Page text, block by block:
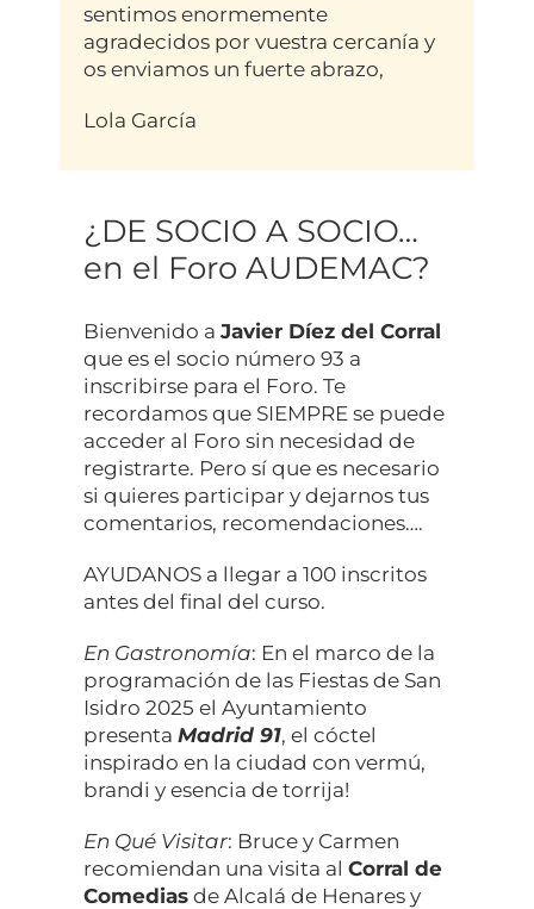
sentimos enormemente
agradecidos por vuestra cercanía y
os enviamos un fuerte abrazo,
Lola García
¿DE SOCIO A SOCIO…
en el Foro AUDEMAC?
Bienvenido a Javier Díez del Corral
que es el socio número 93 a
inscribirse para el Foro. Te
recordamos que SIEMPRE se puede
acceder al Foro sin necesidad de
registrarte. Pero sí que es necesario
si quieres participar y dejarnos tus
comentarios, recomendaciones….
AYUDANOS a llegar a 100 inscritos
antes del final del curso.
En Gastronomía: En el marco de la
programación de las Fiestas de San
Isidro 2025 el Ayuntamiento
presenta Madrid 91, el cóctel
inspirado en la ciudad con vermú,
brandi y esencia de torrija!
En Qué Visitar: Bruce y Carmen
recomiendan una visita al Corral de
Comediasde Alcalá de Henares y